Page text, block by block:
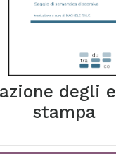
degli
stampa